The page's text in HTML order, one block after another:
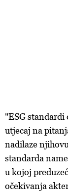
"ESG
utjecaj na
nadilaze
standarda
u kojoj
očekivanja